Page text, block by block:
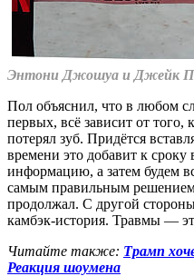
Энтони Джошуа и Джейк
Пол объяснил, что в любом
первых, всё зависит от того,
потерял зуб. Придётся
времени это добавит к
информацию, а затем будем
самым правильным
продолжал. С другой
камбэк-история. Травмы —
Читайте также: Трамп
Реакция шоумена